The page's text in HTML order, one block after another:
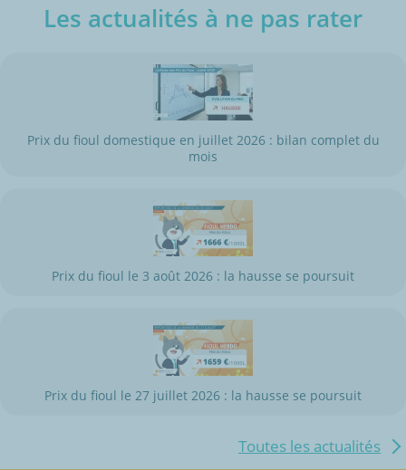
Les actualités à ne pas rater
Prix du fioul domestique en juillet 2026 : bilan complet du
mois
Prix du fioul le 3 août 2026 : la hausse se poursuit
Prix du fioul le 27 juillet 2026 : la hausse se poursuit
Toutes les actualités